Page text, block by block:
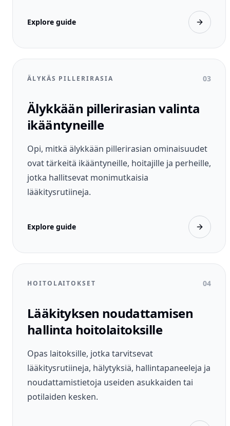
Explore guide
ÄLYKÄS PILLERIRASIA 03
Älykkään pillerirasian valinta
ikääntyneille
Opi, mitkä älykkään pillerirasian ominaisuudet
ovat tärkeitä ikääntyneille, hoitajille ja perheille,
jotka hallitsevat monimutkaisia
lääkitysrutiineja.
Explore guide
HOITOLAITOKSET 04
Lääkityksen noudattamisen
hallinta hoitolaitoksille
Opas laitoksille, jotka tarvitsevat
lääkitysrutiineja, hälytyksiä, hallintapaneeleja ja
noudattamistietoja useiden asukkaiden tai
potilaiden kesken.